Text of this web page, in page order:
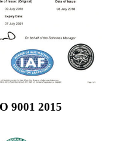
9001 2015